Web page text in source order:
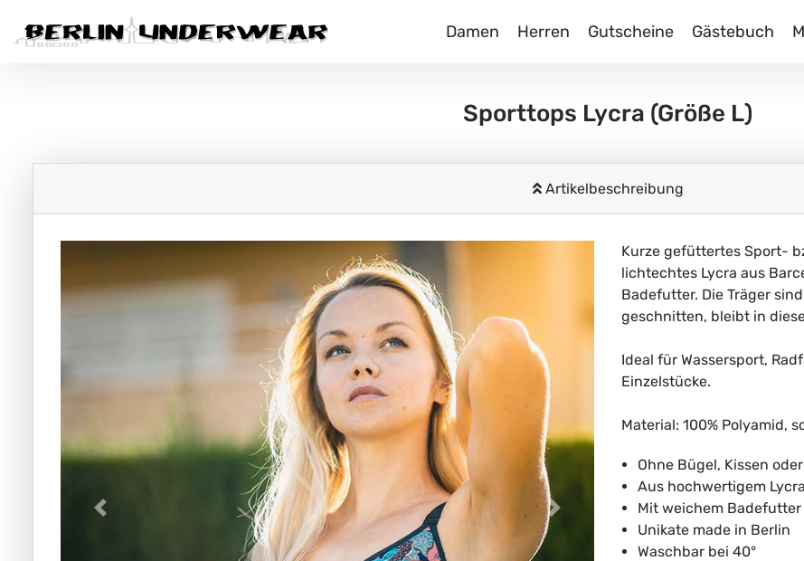
Damen Herren Gutscheine Gästebuch
Sporttops Lycra (Größe L)
Artikelbeschreibung
Kurze gefüttertes Sport-
lichtechtes Lycra aus
Badefutter. Die Träger
geschnitten, bleibt in
Ideal für Wassersport,
Einzelstücke.
Material: 100% Polyamid,
Ohne Bügel, Kissen
Aus hochwertigem Lycra
Mit weichem Badefutter
Unikate made in Berlin
Waschbar bei 40°